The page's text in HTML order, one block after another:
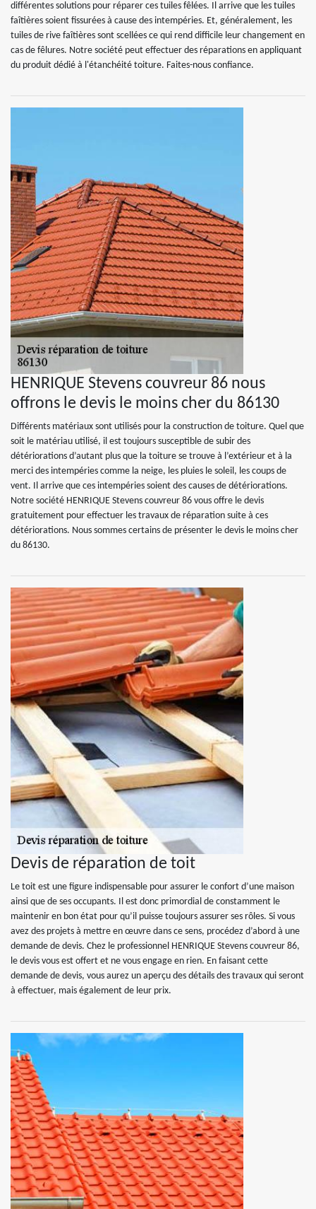
différentes solutions pour réparer ces tuiles fêlées. Il arrive que les tuiles
faîtières soient fissurées à cause des intempéries. Et, généralement, les
tuiles de rive faîtières sont scellées ce qui rend difficile leur changement en
cas de fêlures. Notre société peut effectuer des réparations en appliquant
du produit dédié à l'étanchéité toiture. Faites-nous confiance.
HENRIQUE Stevens couvreur 86 nous
offrons le devis le moins cher du 86130
Différents matériaux sont utilisés pour la construction de toiture. Quel que
soit le matériau utilisé, il est toujours susceptible de subir des
détériorations d’autant plus que la toiture se trouve à l’extérieur et à la
merci des intempéries comme la neige, les pluies le soleil, les coups de
vent. Il arrive que ces intempéries soient des causes de détériorations.
Notre société HENRIQUE Stevens couvreur 86 vous offre le devis
gratuitement pour effectuer les travaux de réparation suite à ces
détériorations. Nous sommes certains de présenter le devis le moins cher
du 86130.
Devis de réparation de toit
Le toit est une figure indispensable pour assurer le confort d’une maison
ainsi que de ses occupants. Il est donc primordial de constamment le
maintenir en bon état pour qu’il puisse toujours assurer ses rôles. Si vous
avez des projets à mettre en œuvre dans ce sens, procédez d’abord à une
demande de devis. Chez le professionnel HENRIQUE Stevens couvreur 86,
le devis vous est offert et ne vous engage en rien. En faisant cette
demande de devis, vous aurez un aperçu des détails des travaux qui seront
à effectuer, mais également de leur prix.